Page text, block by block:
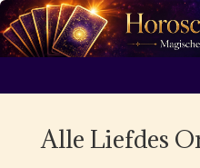
Alle Liefdes